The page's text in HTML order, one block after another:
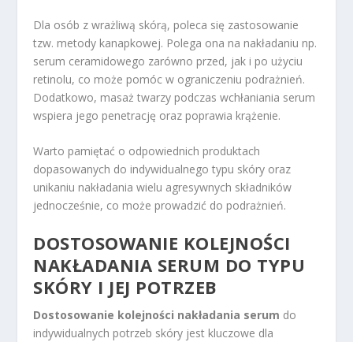
Dla osób z wrażliwą skórą, poleca się zastosowanie
tzw. metody kanapkowej. Polega ona na nakładaniu np.
serum ceramidowego zarówno przed, jak i po użyciu
retinolu, co może pomóc w ograniczeniu podrażnień.
Dodatkowo, masaż twarzy podczas wchłaniania serum
wspiera jego penetrację oraz poprawia krążenie.
Warto pamiętać o odpowiednich produktach
dopasowanych do indywidualnego typu skóry oraz
unikaniu nakładania wielu agresywnych składników
jednocześnie, co może prowadzić do podrażnień.
DOSTOSOWANIE KOLEJNOŚCI
NAKŁADANIA SERUM DO TYPU
SKÓRY I JEJ POTRZEB
Dostosowanie kolejności nakładania serum do
indywidualnych potrzeb skóry jest kluczowe dla